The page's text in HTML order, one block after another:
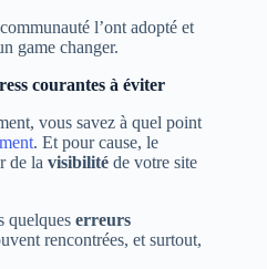
l’ont adopté et
game changer.
courantes à éviter
vous savez à quel point
. Et pour cause, le
de la visibilité de votre site
quelques erreurs
rencontrées, et surtout,